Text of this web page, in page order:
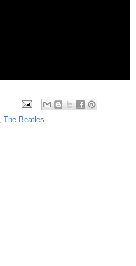
The Beatles